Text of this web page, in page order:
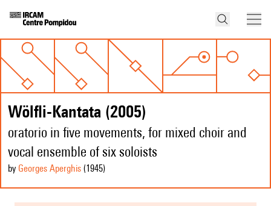
Wölfli-Kantata (2005)
oratorio in five movements, for mixed choir and
vocal ensemble of six soloists
by Georges Aperghis (1945)